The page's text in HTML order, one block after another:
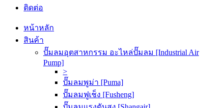
ติดต่อ
หน้าหลัก
สินค้า
ปั๊มลมอุตสาหกรรม อะไหล่ปั๊มลม [Industrial Air
Pump]
>
ปั๊มลมพูม่า [Puma]
ปั๊มลมฟูเช็ง [Fusheng]